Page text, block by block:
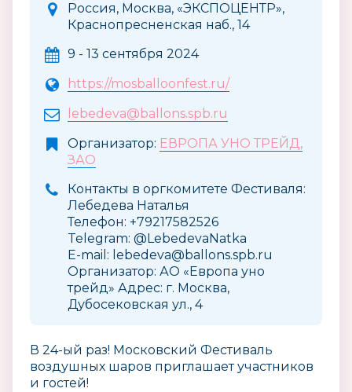
Россия, Москва, «ЭКСПОЦЕНТР»,
Краснопресненская наб., 14
9 - 13 сентября 2024
https://mosballoonfest.ru/
lebedeva@ballons.spb.ru
Организатор: ЕВРОПА УНО ТРЕЙД,
ЗАО
Контакты в оргкомитете Фестиваля:
Лебедева Наталья
Телефон: +79217582526
Telegram: @LebedevaNatka
E-mail: lebedeva@ballons.spb.ru
Организатор: АО «Европа уно
трейд» Адрес: г. Москва,
Дубосековская ул., 4
В 24-ый раз! Московский Фестиваль
воздушных шаров приглашает участников
и гостей!